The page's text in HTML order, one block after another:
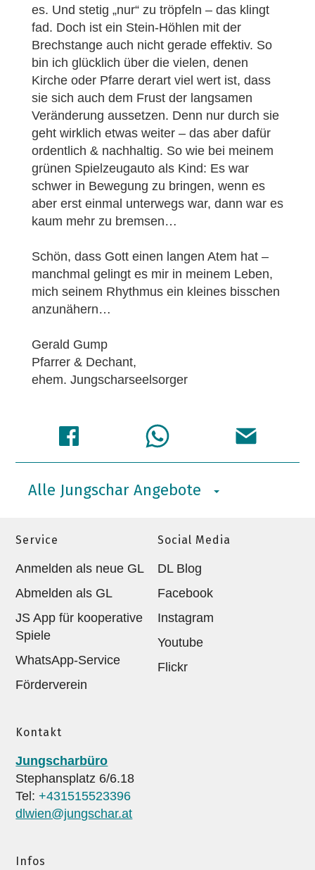
es. Und stetig „nur“ zu tröpfeln – das klingt
fad. Doch ist ein Stein-Höhlen mit der
Brechstange auch nicht gerade effek­tiv. So
bin ich glücklich über die vielen, denen
Kirche oder Pfarre derart viel wert ist, dass
sie sich auch dem Frust der langsamen
Veränderung aussetzen. Denn nur durch sie
geht wirklich etwas weiter – das aber dafür
ordentlich & nachhaltig. So wie bei meinem
grünen Spielzeugauto als Kind: Es war
schwer in Bewegung zu bringen, wenn es
aber erst einmal unterwegs war, dann war es
kaum mehr zu bremsen…
Schön, dass Gott einen langen Atem hat –
manchmal gelingt es mir in meinem Leben,
mich seinem Rhythmus ein kleines bisschen
anzunähern…
Gerald Gump
Pfarrer & Dechant,
ehem. Jungscharseelsorger
Alle Jungschar Angebote
Service
Anmelden als neue GL
Abmelden als GL
JS App für kooperative
Spiele
WhatsApp-Service
Förderverein
Social Media
DL Blog
Facebook
Instagram
Youtube
Flickr
Kontakt
Jungscharbüro
Stephansplatz 6/6.18
Tel:+431515523396
dlwien@jungschar.at
Infos